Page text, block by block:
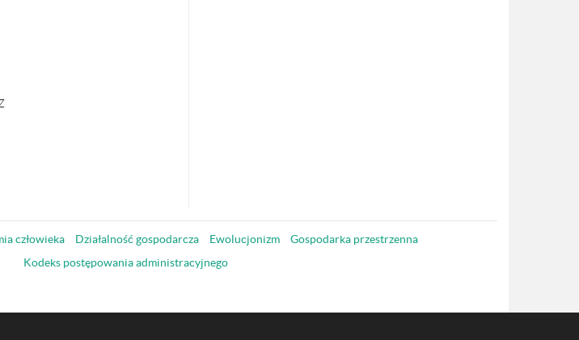
człowieka Działalność gospodarcza Ewolucjonizm
Gospodarka przestrzenna
Kodeks postępowania administracyjnego